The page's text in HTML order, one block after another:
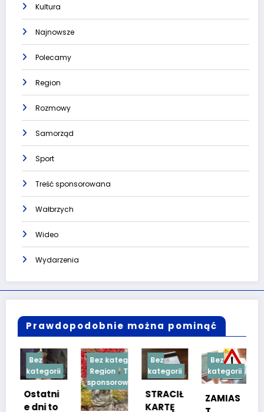
Kultura
Najnowsze
Polecamy
Region
Rozmowy
Samorząd
Sport
Treść sponsorowana
Wałbrzych
Wideo
Wydarzenia
Prawdopodobnie można pominąć
Bez
kategorii
Ostatni
e dni to
Bez kategorii
Region
Treść
sponsorowana
Bez
kategorii
STRACIŁ
KARTĘ
Bez
kategorii
ZAMIAS